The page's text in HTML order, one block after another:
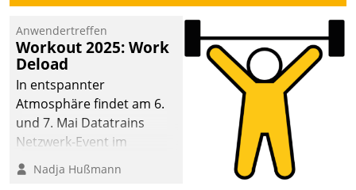
Anwendertreffen
Workout 2025: Work
Deload
In entspannter
Atmosphäre findet am 6.
und 7. Mai Datatrains
Netzwerk-Event im
Kunden- und Partnerkreis
statt. Zentrale Frage: Wie
Nadja Hußmann